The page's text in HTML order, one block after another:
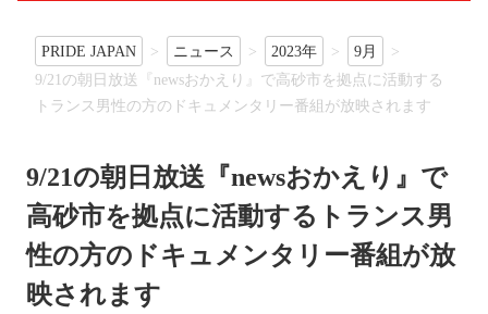
PRIDE JAPAN ニュース 2023年
9月
9/21の朝日放送『newsおかえり』で高砂市を拠点に活動する
トランス男性の方のドキュメンタリー番組が放映されます
9/21の朝日放送『newsおかえり』で
高砂市を拠点に活動するトランス男
性の方のドキュメンタリー番組が放
映されます